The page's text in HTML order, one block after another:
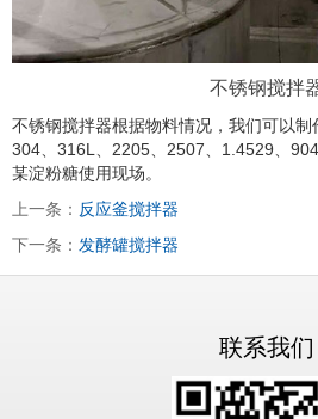
不锈钢搅拌
不锈钢搅拌器根据物料情况，我们可以
304、316L、2205、2507、1.4529、
某淀粉糖使用现场。
上一条： 反应釜搅拌器
下一条： 发酵罐搅拌器
联系我们